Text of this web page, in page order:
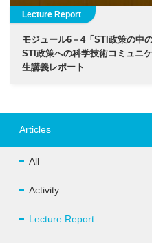
Lecture Report
モジュール6－4「STI政策の中
STI政策への科学技術コミュニ
生講義レポート
Articles
All
Activity
Lecture Report